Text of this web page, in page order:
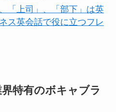
「上司」、「部下」は英
ス英会話で役に立つフレ
特有のボキャブラ